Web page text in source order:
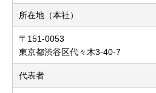
所在地（本社）
〒151-0053
東京都渋谷区代々木3-40-7
代表者